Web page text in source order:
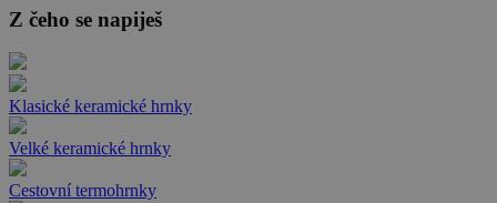
Z čeho se napiješ
Klasické keramické hrnky
Velké keramické hrnky
Cestovní termohrnky